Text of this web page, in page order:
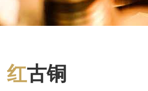
红古铜